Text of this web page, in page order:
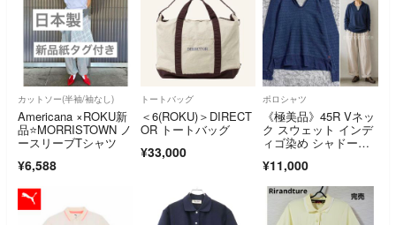
カットソー(半袖/袖なし)
Americana ×ROKU新
品⭐️MORRISTOWN ノ
ースリーブTシャツ
¥6,588
トートバッグ
＜6(ROKU)＞DIRECT
OR トートバッグ
¥33,000
ポロシャツ
《極美品》45R Vネッ
ク スウェット インデ
ィゴ染め シャドーボ
¥11,000